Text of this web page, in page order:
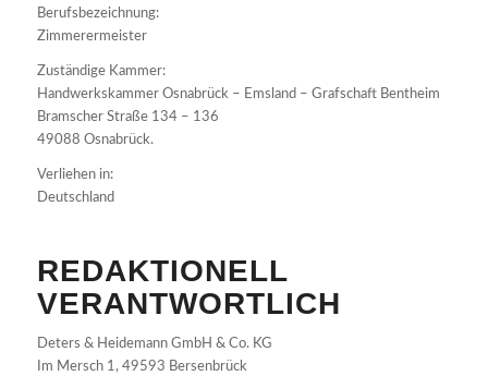
Berufsbezeichnung:
Zimmerermeister
Zuständige Kammer:
Handwerkskammer Osnabrück – Emsland – Grafschaft Bentheim
Bramscher Straße 134 – 136
49088 Osnabrück.
Verliehen in:
Deutschland
REDAKTIONELL
VERANTWORTLICH
Deters & Heidemann GmbH & Co. KG
Im Mersch 1, 49593 Bersenbrück